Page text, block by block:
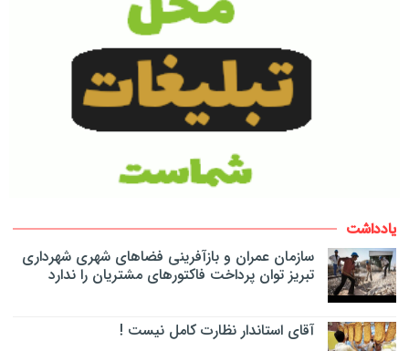
یادداشت
سازمان عمران و بازآفرینی فضاهای شهری شهرداری
تبریز توان پرداخت فاکتورهای مشتریان را ندارد
آقای استاندار نظارت کامل نیست !